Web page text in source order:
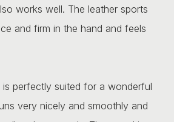
works well. The leather sports
and firm in the hand and feels
is perfectly suited for a wonderful
very nicely and smoothly and